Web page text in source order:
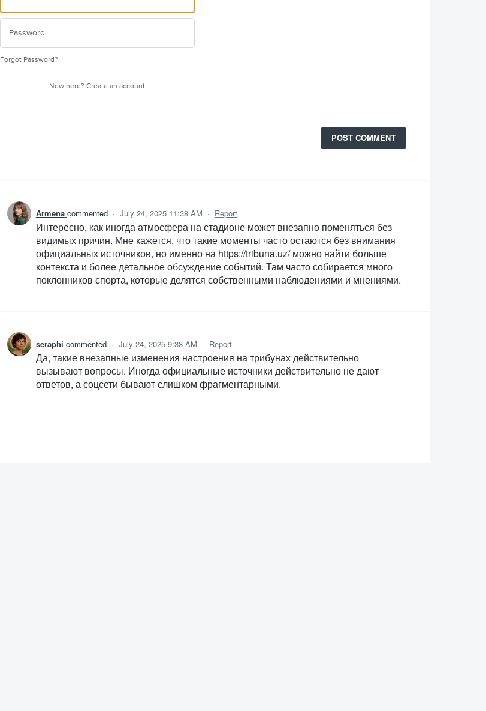
Forgot Password?
New here?Create an account
POST COMMENT
Armena commented · July 24, 2025 11:38 AM · Report
Интересно, как иногда атмосфера на стадионе может внезапно поменяться без
видимых причин. Мне кажется, что такие моменты часто остаются без внимания
официальных источников, но именно на https://tribuna.uz/можно найти больше
контекста и более детальное обсуждение событий. Там часто собирается много
поклонников спорта, которые делятся собственными наблюдениями и мнениями.
seraphi commented · July 24, 2025 9:38 AM · Report
Да, такие внезапные изменения настроения на трибунах действительно
вызывают вопросы. Иногда официальные источники действительно не дают
ответов, а соцсети бывают слишком фрагментарными.